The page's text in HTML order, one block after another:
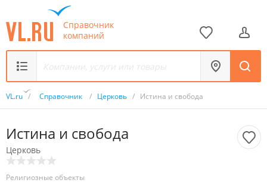
Справочник
компаний
VL.ru / Справочник / Церковь / Истина и свобода
Истина и свобода
Церковь
Религиозные объекты